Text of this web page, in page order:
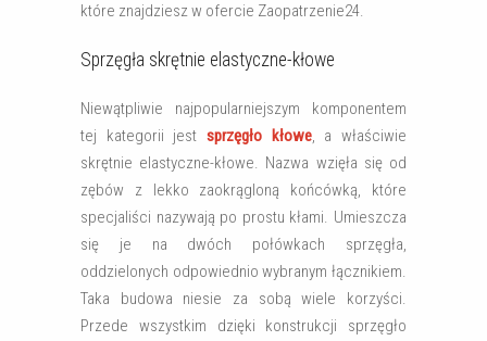
które znajdziesz w ofercie Zaopatrzenie24.
Sprzęgła skrętnie elastyczne-kłowe
Niewątpliwie najpopularniejszym komponentem
tej kategorii jest sprzęgło kłowe, a właściwie
skrętnie elastyczne-kłowe. Nazwa wzięła się od
zębów z lekko zaokrągloną końcówką, które
specjaliści nazywają po prostu kłami. Umieszcza
się je na dwóch połówkach sprzęgła,
oddzielonych odpowiednio wybranym łącznikiem.
Taka budowa niesie za sobą wiele korzyści.
Przede wszystkim dzięki konstrukcji sprzęgło